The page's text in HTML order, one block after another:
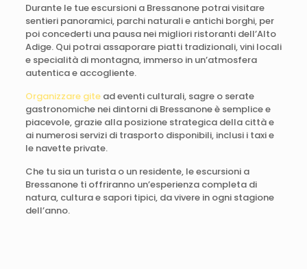
Durante le tue escursioni a Bressanone potrai visitare
sentieri panoramici, parchi naturali e antichi borghi, per
poi concederti una pausa nei migliori ristoranti dell’Alto
Adige. Qui potrai assaporare piatti tradizionali, vini locali
e specialità di montagna, immerso in un’atmosfera
autentica e accogliente.
Organizzare gitead eventi culturali, sagre o serate
gastronomiche nei dintorni di Bressanone è semplice e
piacevole, grazie alla posizione strategica della città e
ai numerosi servizi di trasporto disponibili, inclusi i taxi e
le navette private.
Che tu sia un turista o un residente, le escursioni a
Bressanone ti offriranno un’esperienza completa di
natura, cultura e sapori tipici, da vivere in ogni stagione
dell’anno.